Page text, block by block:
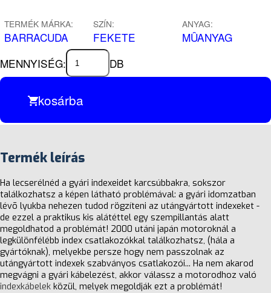
TERMÉK MÁRKA:
BARRACUDA
SZÍN:
FEKETE
ANYAG:
MÛANYAG
MENNYISÉG:
DB
kosárba
Termék leírás
Ha lecserélnéd a gyári indexeidet karcsúbbakra, sokszor
találkozhatsz a képen látható problémával: a gyári idomzatban
lévõ lyukba nehezen tudod rögzíteni az utángyártott indexeket -
de ezzel a praktikus kis alátéttel egy szempillantás alatt
megoldhatod a problémát! 2000 utáni japán motoroknál a
legkülönfélébb index csatlakozókkal találkozhatsz, (hála a
gyártóknak), melyekbe persze hogy nem passzolnak az
utángyártott indexek szabványos csatlakozói... Ha nem akarod
megvágni a gyári kábelezést, akkor válassz a motorodhoz való
indexkábelek közül, melyek megoldják ezt a problémát!